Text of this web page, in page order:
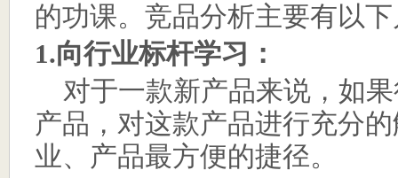
的功课。竞品分析主要有以
1.向行业标杆学习：
对于一款新产品来说，如
产品，对这款产品进行充分
业、产品最方便的捷径。